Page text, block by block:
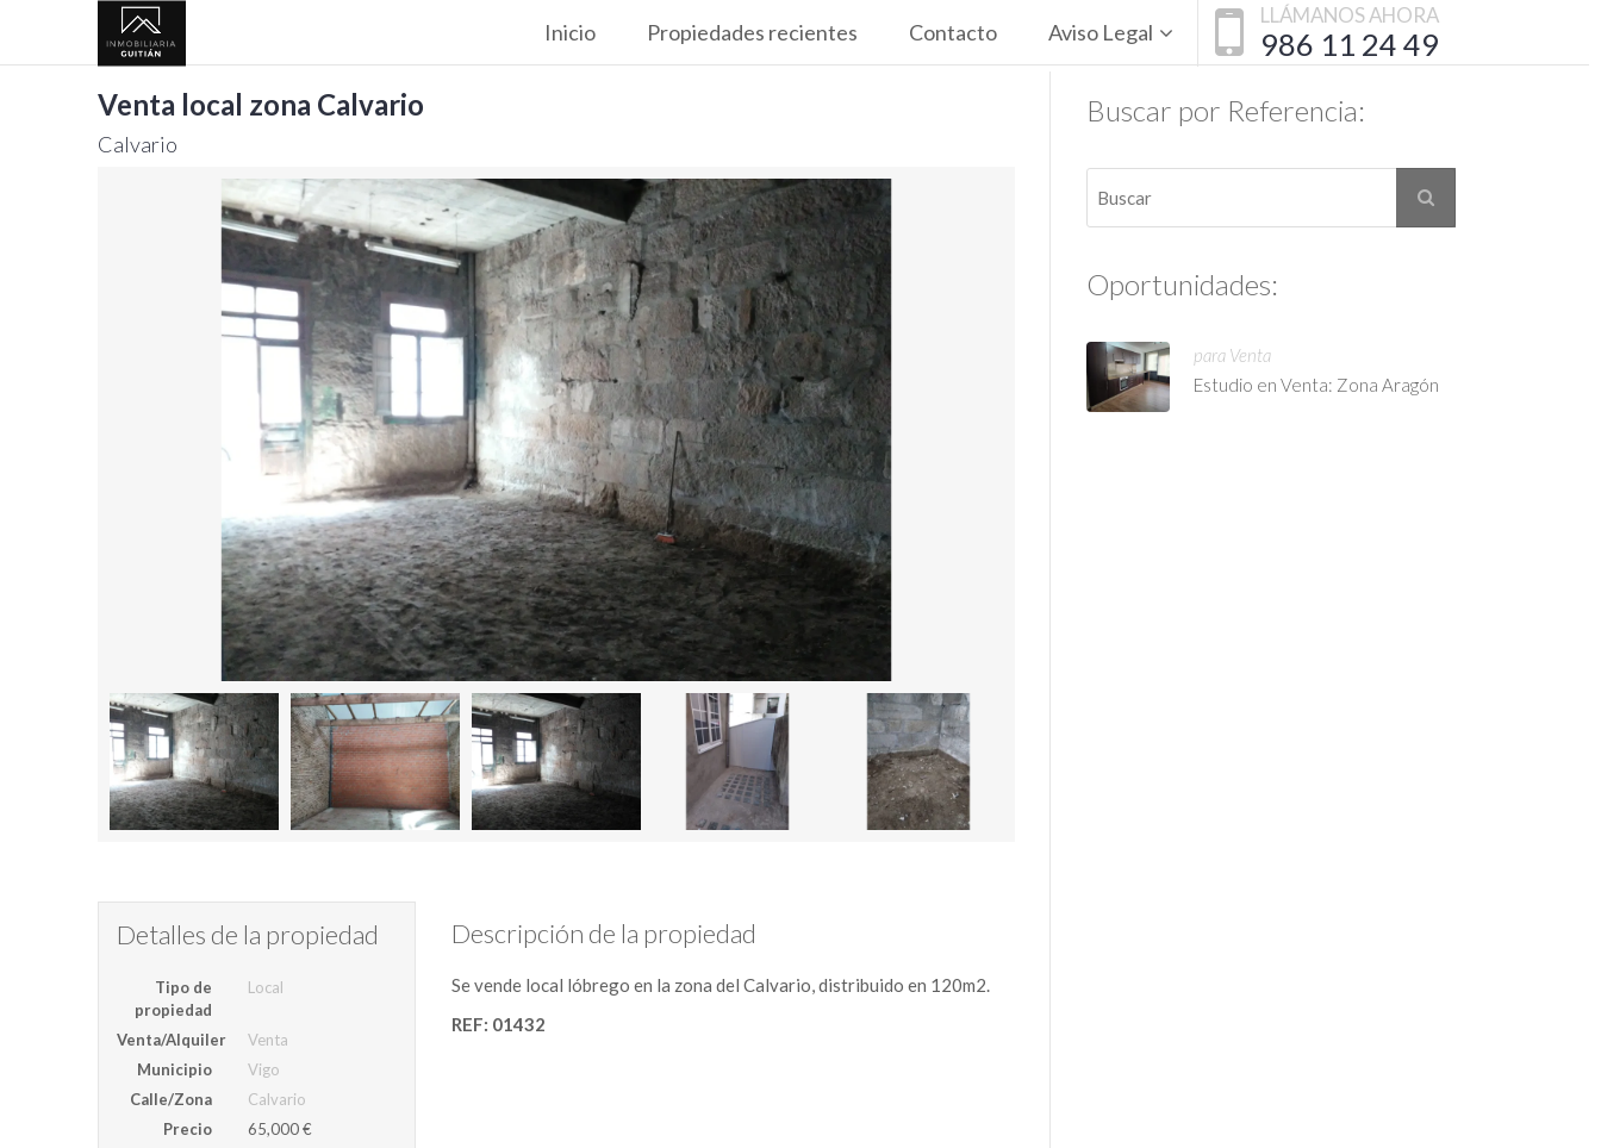
LLÁMANOS AHORA
986 11 24 49
Inicio Propiedades recientes Contacto Aviso Legal
Venta local zona Calvario
Calvario
Detalles de la propiedad
Tipo de
propiedad
Local
Venta/Alquiler
Venta
Municipio
Vigo
Calle/Zona
Calvario
Precio
65,000 €
Descripción de la propiedad
Se vende local lóbrego en la zona del Calvario, distribuido en 120m2.
REF: 01432
Buscar por Referencia:
Oportunidades:
para Venta
Estudio en Venta: Zona Aragón